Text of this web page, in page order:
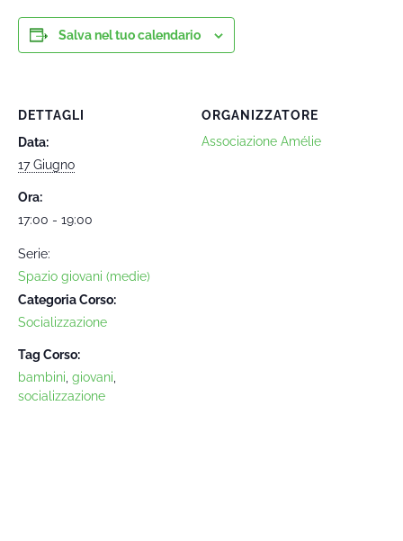
Salva nel tuo calendario
DETTAGLI
Data:
17 Giugno
Ora:
17:00 - 19:00
Serie:
Spazio giovani (medie)
Categoria Corso:
Socializzazione
Tag Corso:
bambini giovani
socializzazione
ORGANIZZATORE
Associazione Amélie